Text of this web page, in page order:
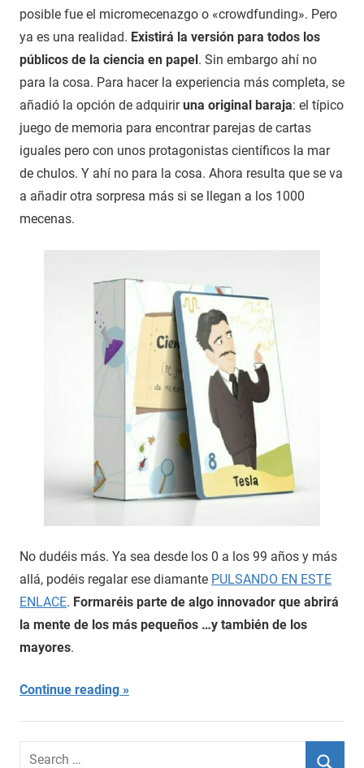
posible fue el micromecenazgo o «crowdfunding». Pero
ya es una realidad. Existirá la versión para todos los
públicos de la ciencia en papel. Sin embargo ahí no
para la cosa. Para hacer la experiencia más completa, se
añadió la opción de adquiriruna original baraja: el típico
juego de memoria para encontrar parejas de cartas
iguales pero con unos protagonistas científicos la mar
de chulos. Y ahí no para la cosa. Ahora resulta que se va
a añadir otra sorpresa más si se llegan a los 1000
mecenas.
No dudéis más. Ya sea desde los 0 a los 99 años y más
allá, podéis regalar ese diamante PULSANDO EN ESTE
ENLACE. Formaréis parte de algo innovador que abrirá
la mente de los más pequeños …y también de los
mayores.
Continue reading
Search